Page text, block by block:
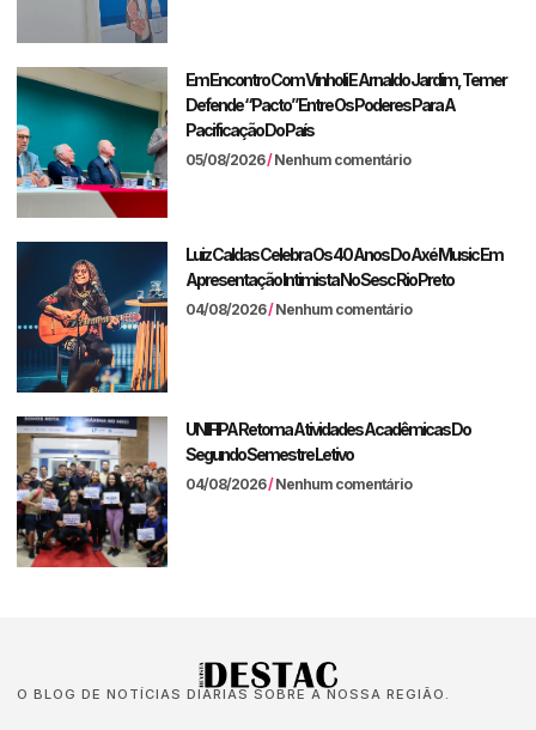
Em Encontro Com Vinholi E Arnaldo Jardim, Temer
Defende “pacto” Entre Os Poderes Para A
Pacificação Do País
05/08/2026 Nenhum comentário
Luiz Caldas Celebra Os 40 Anos Do Axé Music Em
Apresentação Intimista No Sesc Rio Preto
04/08/2026 Nenhum comentário
UNIFIPA Retoma Atividades Acadêmicas Do
Segundo Semestre Letivo
04/08/2026 Nenhum comentário
O BLOG DE NOTÍCIAS DIÁRIAS SOBRE A NOSSA REGIÃO.